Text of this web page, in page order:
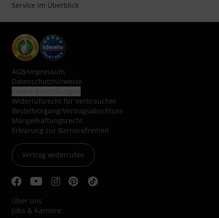
Service im Überblick
AGB/Impressum
Datenschutzhinweise
Widerrufsrecht für Verbraucher
Bestellvorgang/Vertragsabschluss
Mängelhaftungsrecht
Erklärung zur Barrierefreiheit
Vertrag widerrufen
Über uns
Jobs & Karriere